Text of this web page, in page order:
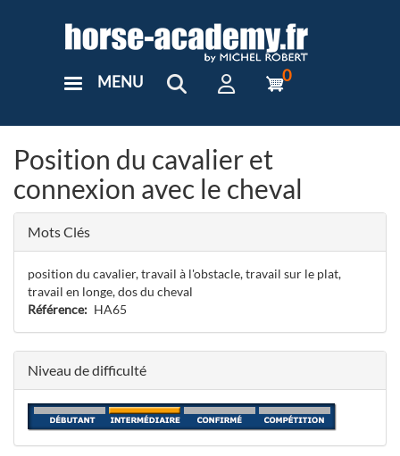
User
MENU 0
Position du cavalier et
connexion avec le cheval
Mots Clés
position du cavalier, travail à l'obstacle, travail sur le plat,
travail en longe, dos du cheval
Référence
HA65
Niveau de difficulté